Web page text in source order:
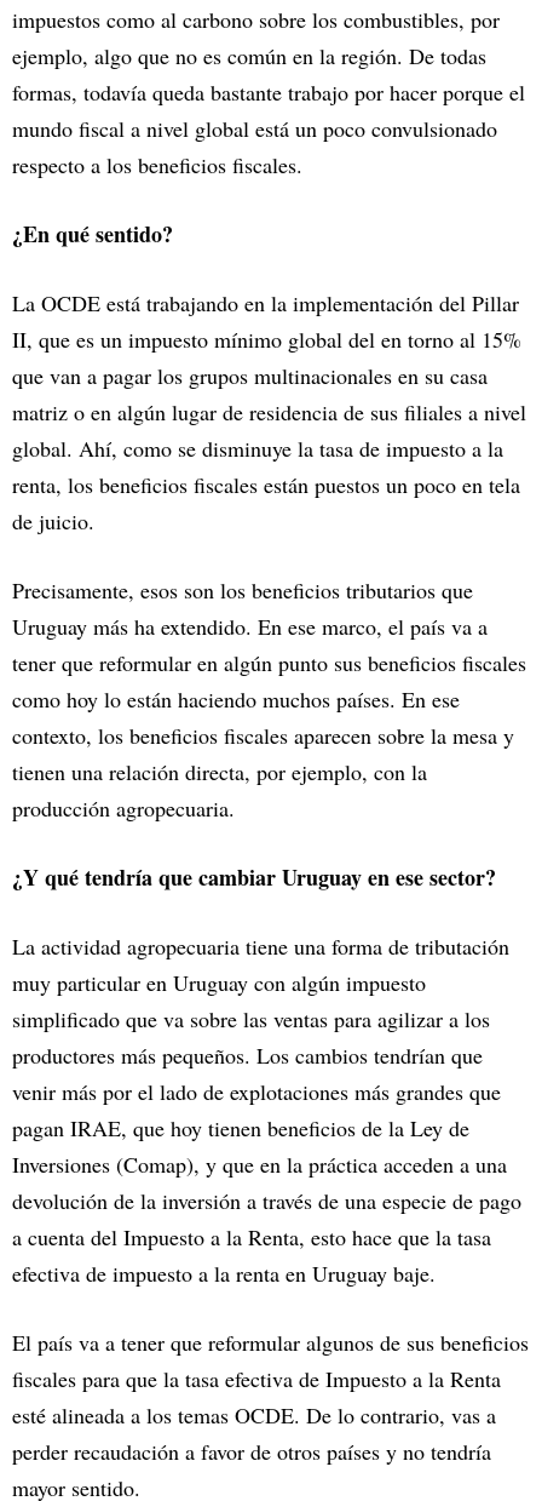
impuestos como al carbono sobre los combustibles, por
ejemplo, algo que no es común en la región. De todas
formas, todavía queda bastante trabajo por hacer porque el
mundo fiscal a nivel global está un poco convulsionado
respecto a los beneficios fiscales.
¿En qué sentido?
La OCDE está trabajando en la implementación del Pillar
II, que es un impuesto mínimo global del en torno al 15%
que van a pagar los grupos multinacionales en su casa
matriz o en algún lugar de residencia de sus filiales a nivel
global. Ahí, como se disminuye la tasa de impuesto a la
renta, los beneficios fiscales están puestos un poco en tela
de juicio.
Precisamente, esos son los beneficios tributarios que
Uruguay más ha extendido. En ese marco, el país va a
tener que reformular en algún punto sus beneficios fiscales
como hoy lo están haciendo muchos países. En ese
contexto, los beneficios fiscales aparecen sobre la mesa y
tienen una relación directa, por ejemplo, con la
producción agropecuaria.
¿Y qué tendría que cambiar Uruguay en ese sector?
La actividad agropecuaria tiene una forma de tributación
muy particular en Uruguay con algún impuesto
simplificado que va sobre las ventas para agilizar a los
productores más pequeños. Los cambios tendrían que
venir más por el lado de explotaciones más grandes que
pagan IRAE, que hoy tienen beneficios de la Ley de
Inversiones (Comap), y que en la práctica acceden a una
devolución de la inversión a través de una especie de pago
a cuenta del Impuesto a la Renta, esto hace que la tasa
efectiva de impuesto a la renta en Uruguay baje.
El país va a tener que reformular algunos de sus beneficios
fiscales para que la tasa efectiva de Impuesto a la Renta
esté alineada a los temas OCDE. De lo contrario, vas a
perder recaudación a favor de otros países y no tendría
mayor sentido.